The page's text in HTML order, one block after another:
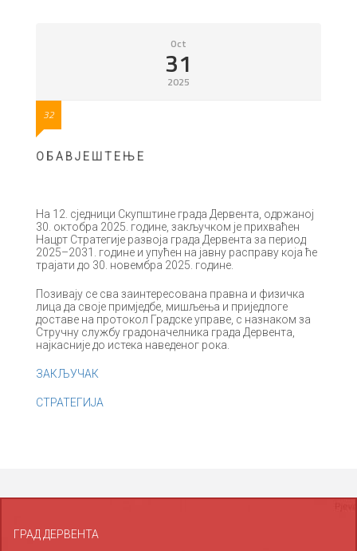
Oct
31
2025
32
О Б А В Ј Е Ш Т Е Њ Е
На 12. сједници Скупштине града Дервента, одржаној
30. октобра 2025. године, закључком је прихваћен
Нацрт Стратегије развоја града Дервента за период
2025–2031. године и упућен на јавну расправу која ће
трајати до 30. новембра 2025. године.
Позивају се сва заинтересована правна и физичка
лица да своје примједбе, мишљења и приједлоге
доставе на протокол Градске управе, с назнаком за
Стручну службу градоначелника града Дервента,
најкасније до истека наведеног рока.
ЗАКЉУЧАК
СТРАТЕГИЈА
ГРАД ДЕРВЕНТА